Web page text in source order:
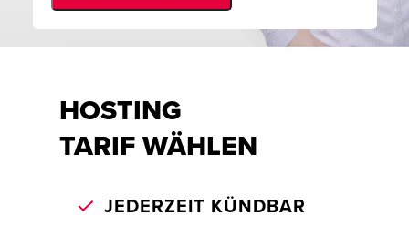
HOSTING
TARIF WÄHLEN
JEDERZEIT KÜNDBAR